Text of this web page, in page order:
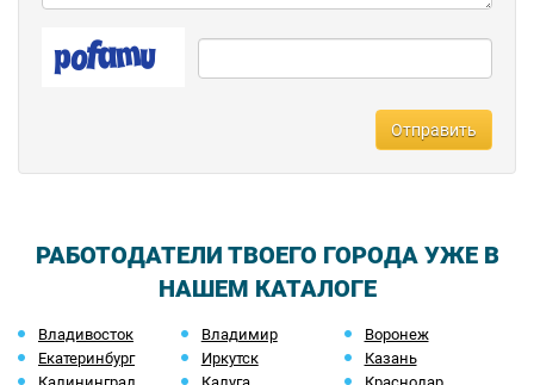
Отправить
РАБОТОДАТЕЛИ ТВОЕГО ГОРОДА УЖЕ В
НАШЕМ КАТАЛОГЕ
Владивосток Владимир
Воронеж
Екатеринбург
Иркутск
Казань